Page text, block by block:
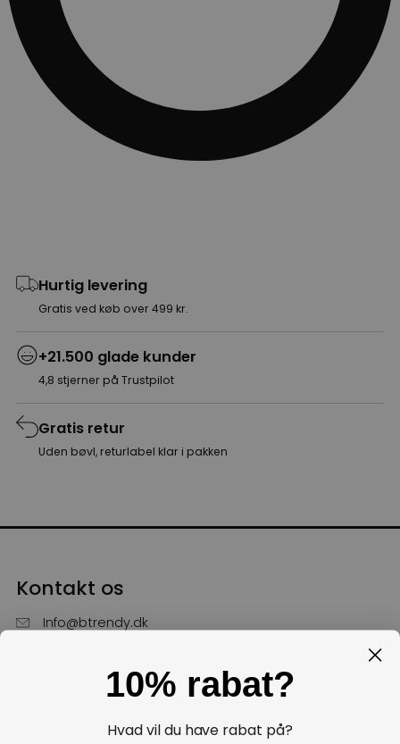
Hurtig levering
Gratis ved køb over 499 kr.
+21.500 glade kunder
4,8 stjerner på Trustpilot
Gratis retur
Uden bøvl, returlabel klar i pakken
Kontakt os
Info@btrendy.dk
Hverdage fra kl. 10 - 16
10% rabat?
Hvad vil du have rabat på?